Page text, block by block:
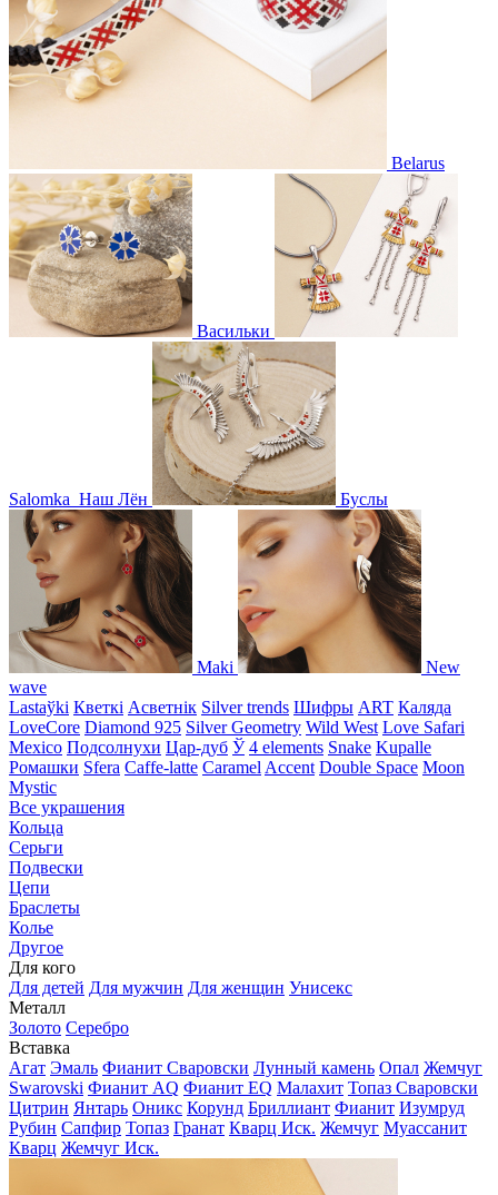
Belarus
Васильки
Salomka Наш Лён Буслы
Maki
New
wave
Lastaўki Кветкі Асветнiк Silver trends Шифры ART Каляда
LoveCore Diamond 925 Silver Geometry Wild West Love Safari
Mexico Подсолнухи Цар-дуб Ў 4 elements Snake Kupalle
Ромашки Sfera Caffe-latte Caramel Accent Double Space Moon
Mystic
Все украшения
Кольца
Серьги
Подвески
Цепи
Браслеты
Колье
Другое
Для кого
Для детей Для мужчин Для женщин Унисекс
Металл
Золото Серебро
Вставка
Агат Эмаль Фианит Сваровски Лунный камень Опал Жемчуг
Swarovski Фианит AQ Фианит EQ Малахит Топаз Сваровски
Цитрин Янтарь Оникс Корунд Бриллиант Фианит Изумруд
Рубин Сапфир Топаз Гранат Кварц Иск. Жемчуг Муассанит
Кварц Жемчуг Иск.